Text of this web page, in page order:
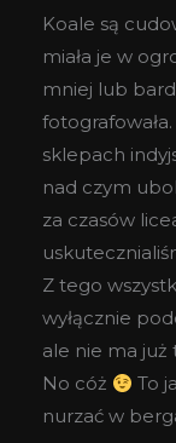
Koale są
miała je w
mniej lub
sklepach
nad czym
za czasów
Z tego
wyłącznie
ale nie ma już
No cóż
To
nurzać w